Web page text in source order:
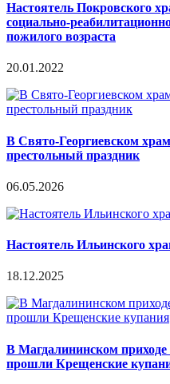
Настоятель Покровского
социально-
пожилого возраста
20.01.2022
В Свято-Георгиевском
престольный праздник
06.05.2026
Настоятель Ильинского
18.12.2025
В Магдалининском
прошли Крещенские